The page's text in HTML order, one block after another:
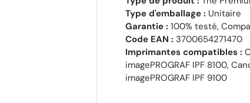
Type d'emballage : Unitaire
Garantie : 100% testé,
Code EAN : 3700654271470
Imprimantes compatibles :
imagePROGRAF IPF 8100,
imagePROGRAF IPF 9100